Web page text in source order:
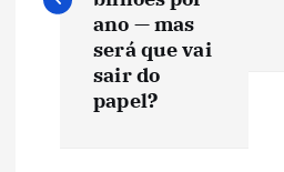
ano — mas
será que vai
sair do
papel?